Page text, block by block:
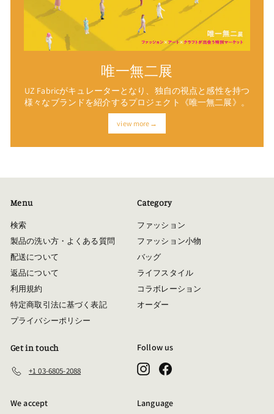
唯一無二展
UZ Fabricがキュレーターとなり、独自の視点と感性を持つ
様々なブランドを紹介するプロジェクト《唯一無二展》。
view more→
Menu
検索
製品の洗い方・よくある質問
配送について
返品について
利用規約
特定商取引法に基づく表記
プライバシーポリシー
Category
ファッション
ファッション小物
バッグ
ライフスタイル
コラボレーション
オーダー
Get in touch
+1 03-6805-2088
Follow us
InstagramFacebook
We accept Language